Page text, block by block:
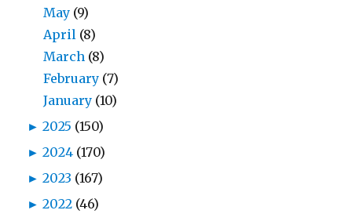
May (9)
April (8)
March (8)
February (7)
January (10)
► 2025 (150)
► 2024 (170)
► 2023 (167)
► 2022 (46)